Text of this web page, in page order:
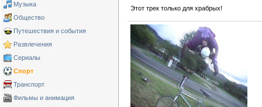
Музыка
Общество
Путешествия и события
Развлечения
Сериалы
Спорт
Транспорт
Фильмы и анимация
Этот трек только для храбрых!